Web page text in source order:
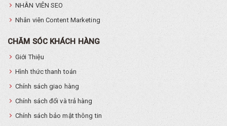
NHÂN VIÊN SEO
Nhân viên Content Marketing
CHĂM SÓC KHÁCH HÀNG
Giới Thiệu
Hình thức thanh toán
Chính sách giao hàng
Chính sách đổi và trả hàng
Chính sách bảo mật thông tin